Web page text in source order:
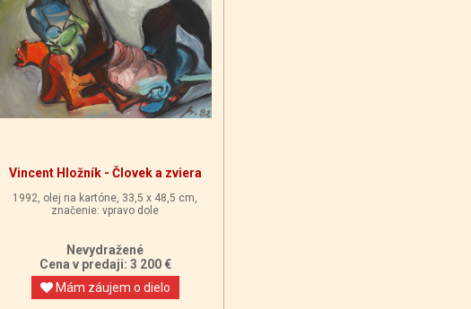
Vincent Hložník - Človek a zviera
1992, olej na kartóne, 33,5 x 48,5 cm,
značenie: vpravo dole
Nevydražené
Cena v predaji: 3 200 €
Mám záujem o dielo